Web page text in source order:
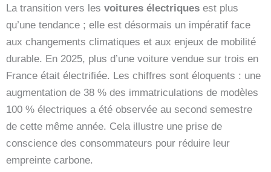
La transition vers les voitures électriques est plus
qu’une tendance ; elle est désormais un impératif face
aux changements climatiques et aux enjeux de mobilité
durable. En 2025, plus d’une voiture vendue sur trois en
France était électrifiée. Les chiffres sont éloquents : une
augmentation de 38 % des immatriculations de modèles
100 % électriques a été observée au second semestre
de cette même année. Cela illustre une prise de
conscience des consommateurs pour réduire leur
empreinte carbone.